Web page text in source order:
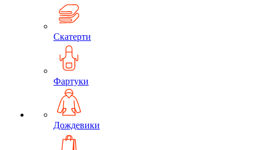
Скатерти
Фартуки
Дождевики